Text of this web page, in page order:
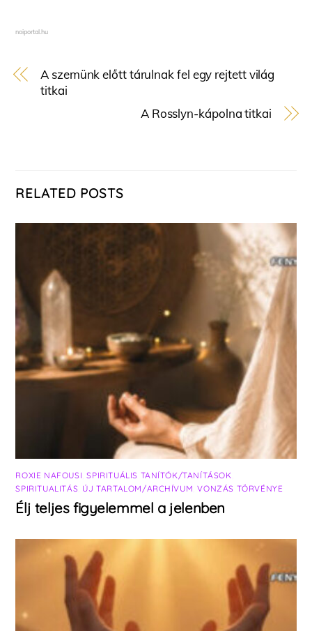
noiportal.hu
A szemünk előtt tárulnak fel egy rejtett világ
titkai
A Rosslyn-kápolna titkai
RELATED POSTS
ROXIE NAFOUSI ,SPIRITUÁLIS TANÍTÓK/TANÍTÁSOK
SPIRITUALITÁS ÚJ TARTALOM/ARCHÍVUM ,VONZÁS TÖRVÉNYE
Élj teljes figyelemmel a jelenben